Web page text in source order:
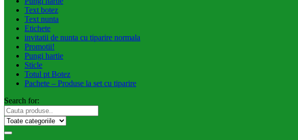
Text botez
Text nunta
Etichete
invitatii de nunta cu tiparire normala
Promotii!
Pungi hartie
Sticle
Totul pt Botez
Pachete – Produse la set cu tiparire
Search for: